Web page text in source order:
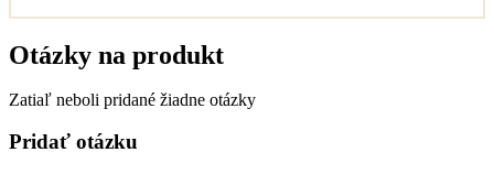
Otázky na produkt
Zatiaľ neboli pridané žiadne otázky
Pridať otázku